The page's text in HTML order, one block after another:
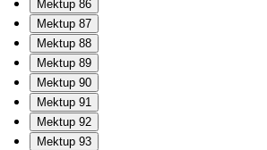
Mektup 86
Mektup 87
Mektup 88
Mektup 89
Mektup 90
Mektup 91
Mektup 92
Mektup 93